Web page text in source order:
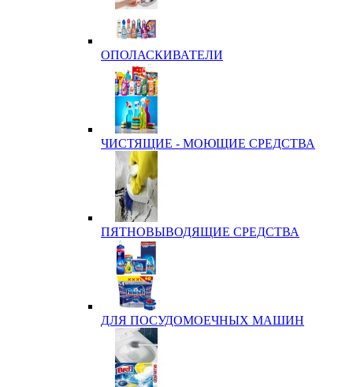
ОПОЛАСКИВАТЕЛИ
ЧИСТЯЩИЕ - МОЮЩИЕ СРЕДСТВА
ПЯТНОВЫВОДЯЩИЕ СРЕДСТВА
ДЛЯ ПОСУДОМОЕЧНЫХ МАШИН